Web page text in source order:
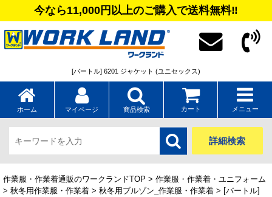
今なら11,000円以上のご購入で送料無料‼
[バートル] 6201 ジャケット (ユニセックス)
ホーム マイページ 商品検索 カート メニュー
詳細検索
作業服・作業着通販のワークランドTOP > 作業服・作業着・ユニフォーム
> 秋冬用作業服・作業着 > 秋冬用ブルゾン_作業服・作業着 > [バートル]